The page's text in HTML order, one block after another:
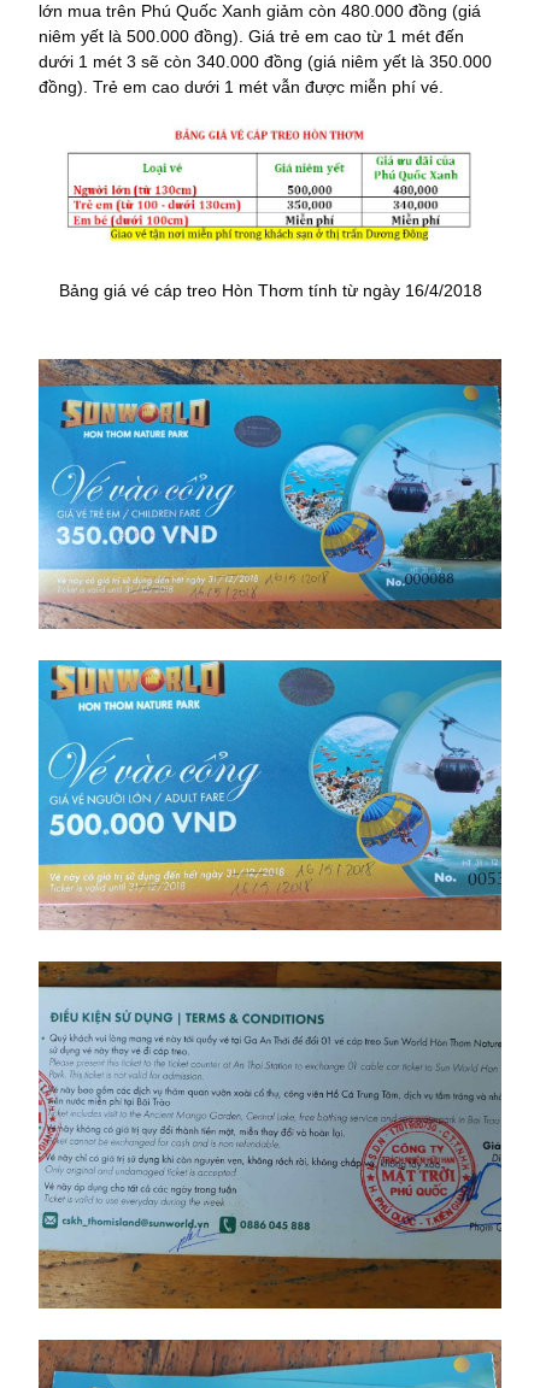
lớn mua trên Phú Quốc Xanh giảm còn 480.000 đồng (giá
niêm yết là 500.000 đồng). Giá trẻ em cao từ 1 mét đến
dưới 1 mét 3 sẽ còn 340.000 đồng (giá niêm yết là 350.000
đồng). Trẻ em cao dưới 1 mét vẫn được miễn phí vé.
Bảng giá vé cáp treo Hòn Thơm tính từ ngày 16/4/2018